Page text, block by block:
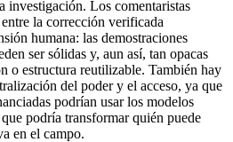
investigación. Los comentaristas
la corrección verificada
humana: las demostraciones
ser sólidas y, aun así, tan opacas
o estructura reutilizable. También hay
del poder y el acceso, ya que
podrían usar los modelos
podría transformar quién puede
en el campo.